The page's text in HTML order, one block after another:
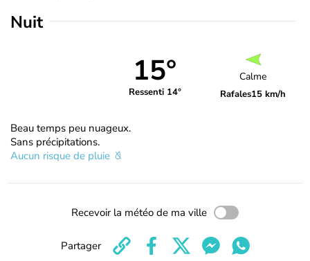
Nuit
15°
Ressenti 14°
Calme
Rafales15 km/h
Beau temps peu nuageux.
Sans précipitations.
Aucun risque de pluie
Recevoir la météo de ma ville
Partager